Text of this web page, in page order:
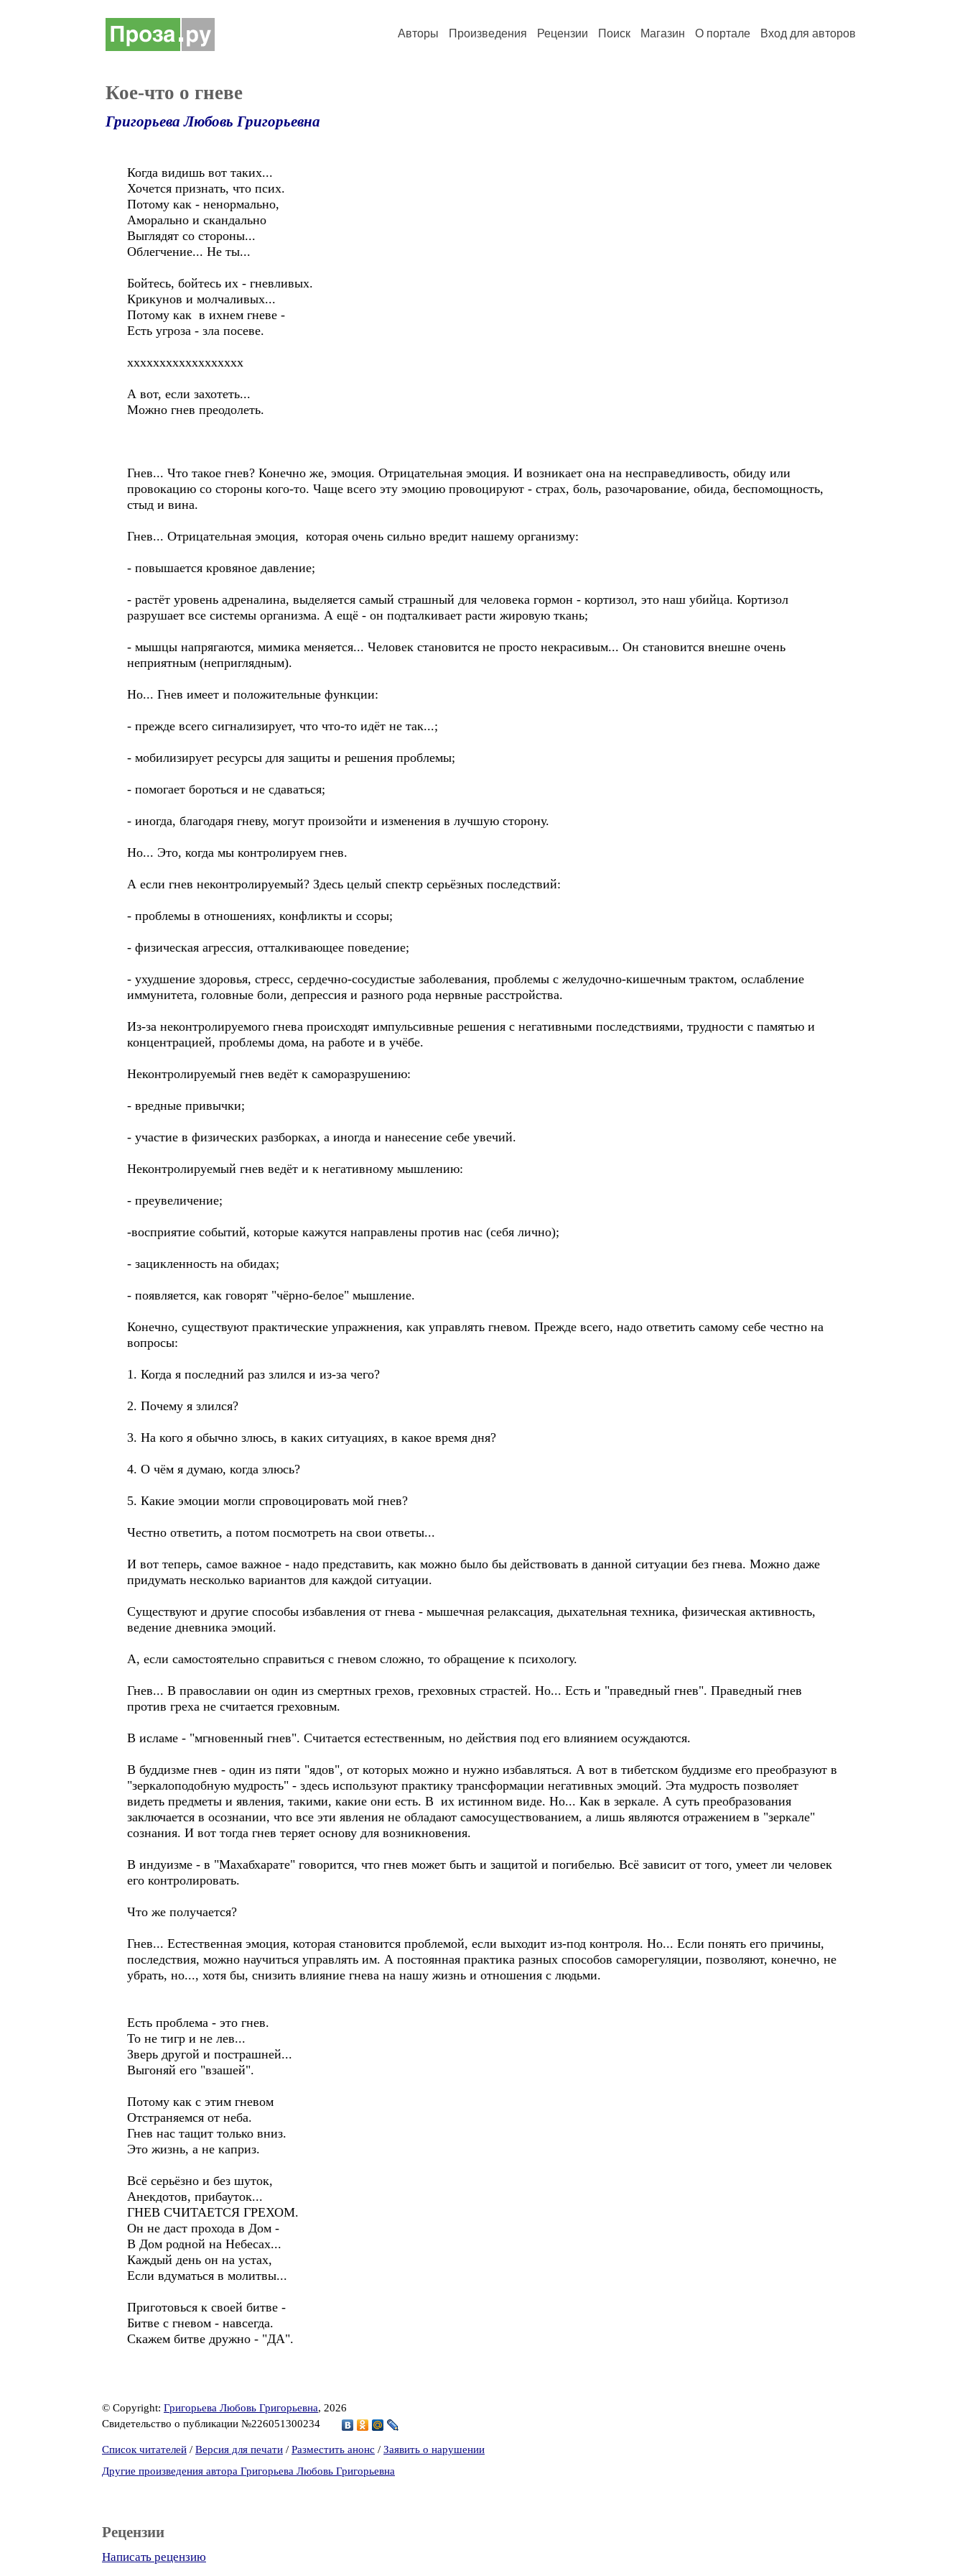
Авторы Произведения Рецензии Поиск Магазин О портале Вход для авторов
Кое-что о гневе
Григорьева Любовь Григорьевна
Когда видишь вот таких...
Хочется признать, что псих.
Потому как - ненормально,
Аморально и скандально
Выглядят со стороны...
Облегчение... Не ты...
Бойтесь, бойтесь их - гневливых.
Крикунов и молчаливых...
Потому как в ихнем гневе -
Есть угроза - зла посеве.
хххххххххххххххххх
А вот, если захотеть...
Можно гнев преодолеть.
Гнев... Что такое гнев? Конечно же, эмоция. Отрицательная эмоция. И возникает она на несправедливость, обиду или
провокацию со стороны кого-то. Чаще всего эту эмоцию провоцируют - страх, боль, разочарование, обида, беспомощность,
стыд и вина.
Гнев... Отрицательная эмоция, которая очень сильно вредит нашему организму:
- повышается кровяное давление;
- растёт уровень адреналина, выделяется самый страшный для человека гормон - кортизол, это наш убийца. Кортизол
разрушает все системы организма. А ещё - он подталкивает расти жировую ткань;
- мышцы напрягаются, мимика меняется... Человек становится не просто некрасивым... Он становится внешне очень
неприятным (неприглядным).
Но... Гнев имеет и положительные функции:
- прежде всего сигнализирует, что что-то идёт не так...;
- мобилизирует ресурсы для защиты и решения проблемы;
- помогает бороться и не сдаваться;
- иногда, благодаря гневу, могут произойти и изменения в лучшую сторону.
Но... Это, когда мы контролируем гнев.
А если гнев неконтролируемый? Здесь целый спектр серьёзных последствий:
- проблемы в отношениях, конфликты и ссоры;
- физическая агрессия, отталкивающее поведение;
- ухудшение здоровья, стресс, сердечно-сосудистые заболевания, проблемы с желудочно-кишечным трактом, ослабление
иммунитета, головные боли, депрессия и разного рода нервные расстройства.
Из-за неконтролируемого гнева происходят импульсивные решения с негативными последствиями, трудности с памятью и
концентрацией, проблемы дома, на работе и в учёбе.
Неконтролируемый гнев ведёт к саморазрушению:
- вредные привычки;
- участие в физических разборках, а иногда и нанесение себе увечий.
Неконтролируемый гнев ведёт и к негативному мышлению:
- преувеличение;
-восприятие событий, которые кажутся направлены против нас (себя лично);
- зацикленность на обидах;
- появляется, как говорят "чёрно-белое" мышление.
Конечно, существуют практические упражнения, как управлять гневом. Прежде всего, надо ответить самому себе честно на
вопросы:
1. Когда я последний раз злился и из-за чего?
2. Почему я злился?
3. На кого я обычно злюсь, в каких ситуациях, в какое время дня?
4. О чём я думаю, когда злюсь?
5. Какие эмоции могли спровоцировать мой гнев?
Честно ответить, а потом посмотреть на свои ответы...
И вот теперь, самое важное - надо представить, как можно было бы действовать в данной ситуации без гнева. Можно даже
придумать несколько вариантов для каждой ситуации.
Существуют и другие способы избавления от гнева - мышечная релаксация, дыхательная техника, физическая активность,
ведение дневника эмоций.
А, если самостоятельно справиться с гневом сложно, то обращение к психологу.
Гнев... В православии он один из смертных грехов, греховных страстей. Но... Есть и "праведный гнев". Праведный гнев
против греха не считается греховным.
В исламе - "мгновенный гнев". Считается естественным, но действия под его влиянием осуждаются.
В буддизме гнев - один из пяти "ядов", от которых можно и нужно избавляться. А вот в тибетском буддизме его преобразуют в
"зеркалоподобную мудрость" - здесь используют практику трансформации негативных эмоций. Эта мудрость позволяет
видеть предметы и явления, такими, какие они есть. В их истинном виде. Но... Как в зеркале. А суть преобразования
заключается в осознании, что все эти явления не обладают самосуществованием, а лишь являются отражением в "зеркале"
сознания. И вот тогда гнев теряет основу для возникновения.
В индуизме - в "Махабхарате" говорится, что гнев может быть и защитой и погибелью. Всё зависит от того, умеет ли человек
его контролировать.
Что же получается?
Гнев... Естественная эмоция, которая становится проблемой, если выходит из-под контроля. Но... Если понять его причины,
последствия, можно научиться управлять им. А постоянная практика разных способов саморегуляции, позволяют, конечно, не
убрать, но..., хотя бы, снизить влияние гнева на нашу жизнь и отношения с людьми.
Есть проблема - это гнев.
То не тигр и не лев...
Зверь другой и пострашней...
Выгоняй его "взашей".
Потому как с этим гневом
Отстраняемся от неба.
Гнев нас тащит только вниз.
Это жизнь, а не каприз.
Всё серьёзно и без шуток,
Анекдотов, прибауток...
ГНЕВ СЧИТАЕТСЯ ГРЕХОМ.
Он не даст прохода в Дом -
В Дом родной на Небесах...
Каждый день он на устах,
Если вдуматься в молитвы...
Приготовься к своей битве -
Битве с гневом - навсегда.
Скажем битве дружно - "ДА".
© Copyright: Григорьева Любовь Григорьевна, 2026
Свидетельство о публикации №226051300234
Список читателей / Версия для печати / Разместить анонс / Заявить о нарушении
Другие произведения автора Григорьева Любовь Григорьевна
Рецензии
Написать рецензию